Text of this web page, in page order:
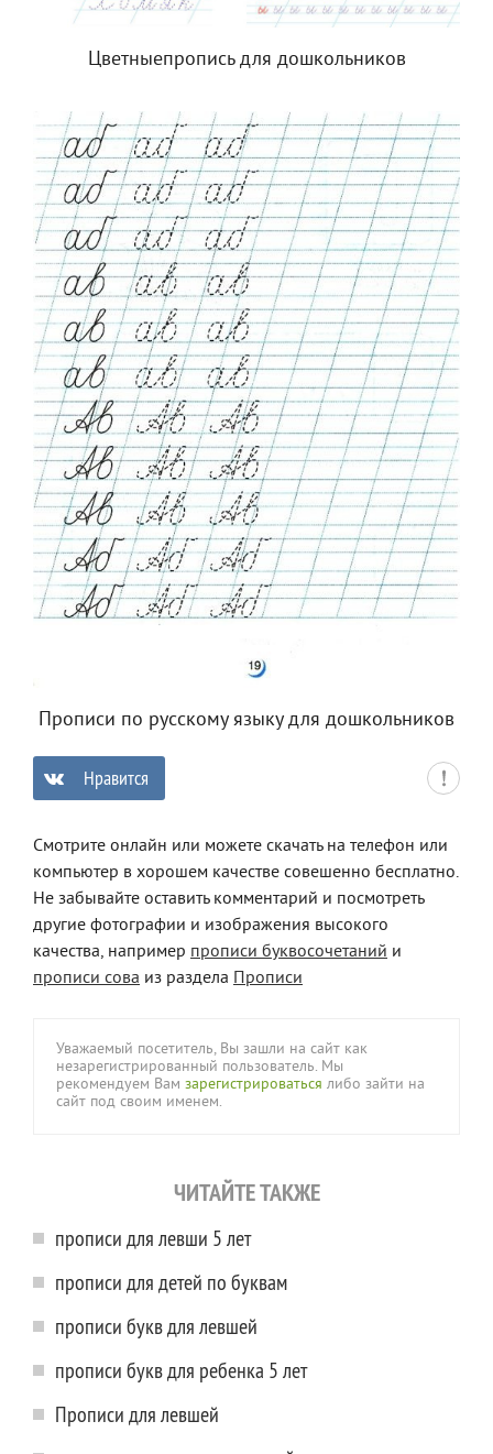
Цветныепропись для дошкольников
Прописи по русскому языку для дошкольников
Нравится
Смотрите онлайн или можете скачать на телефон или
компьютер в хорошем качестве совешенно бесплатно.
Не забывайте оставить комментарий и посмотреть
другие фотографии и изображения высокого
качества, например прописи буквосочетаний и
прописи сова из раздела Прописи
Уважаемый посетитель, Вы зашли на сайт как
незарегистрированный пользователь. Мы
рекомендуем Вам зарегистрироваться либо зайти на
сайт под своим именем.
ЧИТАЙТЕ ТАКЖЕ
прописи для левши 5 лет
прописи для детей по буквам
прописи букв для левшей
прописи букв для ребенка 5 лет
Прописи для левшей